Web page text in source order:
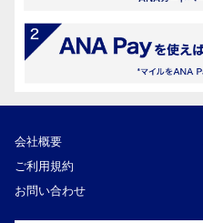
会社概要
ご利用規約
お問い合わせ